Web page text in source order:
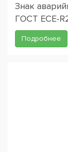
Знак
ГОСТ ЕСЕ-
Подробнее